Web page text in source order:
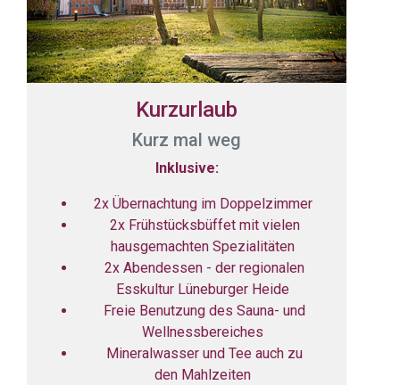
Kurzurlaub
Kurz mal weg
Inklusive:
2x Übernachtung im Doppelzimmer
2x Frühstücksbüffet mit vielen
hausgemachten Spezialitäten
2x Abendessen - der regionalen
Esskultur Lüneburger Heide
Freie Benutzung des Sauna- und
Wellnessbereiches
Mineralwasser und Tee auch zu
den Mahlzeiten